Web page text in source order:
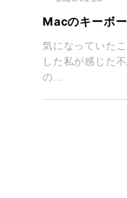
Macのキーボ
気になっていた
した私が感じた
の...